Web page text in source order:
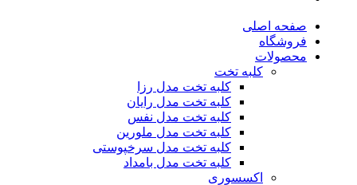
صفحه اصلی
فروشگاه
محصولات
کلبه تخت
کلبه تخت مدل رزا
کلبه تخت مدل رایان
کلبه تخت مدل نفس
کلبه تخت مدل ملورین
کلبه تخت مدل سرخپوستی
کلبه تخت مدل بامداد
اکسسوری